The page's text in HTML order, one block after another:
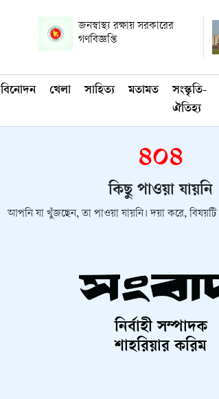
জনস্বাস্থ্য রক্ষায় সরকারের
গণবিজ্ঞপ্তি
বিনোদন খেলা সাহিত্য মতামত
সংস্কৃতি-
ঐতিহ্য
৪০৪
কিছু পাওয়া যায়নি
আপনি যা খুঁজছেন, তা পাওয়া যায়নি। দয়া করে, বিষয়টি
নির্বাহী সম্পাদক
শাহরিয়ার করিম